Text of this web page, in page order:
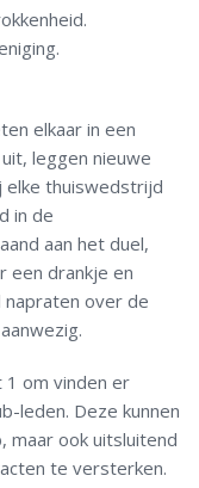
elkaar in een
leggen nieuwe
elke thuiswedstrijd
in de
aan het duel,
een drankje en
napraten over de
om vinden er
leden. Deze kunnen
maar ook uitsluitend
te versterken.